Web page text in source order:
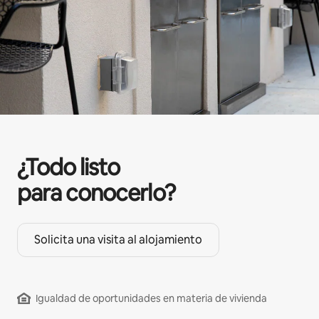
¿Todo listo
para conocerlo?
Solicita una visita al alojamiento
Igualdad de oportunidades en materia de vivienda